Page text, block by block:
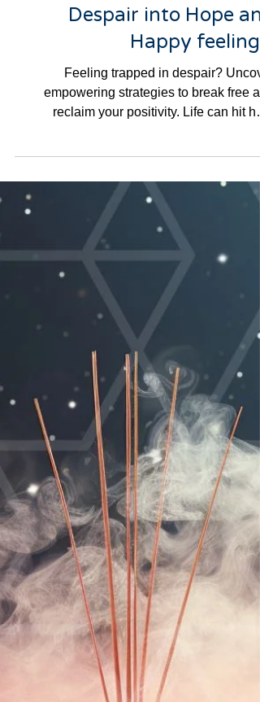
Techniques to
Despair into Hope
Happy
Feeling trapped in despair?
empowering strategies to break free
sometimes, and